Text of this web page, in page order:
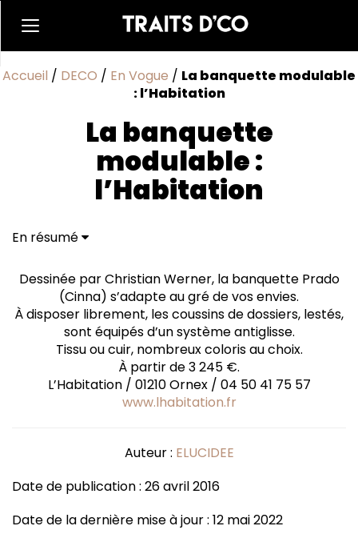
Accueil / DECO / En Vogue / La banquette modulable
: l’Habitation
La banquette
modulable :
l’Habitation
En résumé
Dessinée par Christian Werner, la banquette Prado
(Cinna) s’adapte au gré de vos envies.
À disposer librement, les coussins de dossiers, lestés,
sont équipés d’un système antiglisse.
Tissu ou cuir, nombreux coloris au choix.
À partir de 3 245 €.
L’Habitation / 01210 Ornex / 04 50 41 75 57
www.lhabitation.fr
Auteur : ELUCIDEE
Date de publication : 26 avril 2016
Date de la dernière mise à jour : 12 mai 2022